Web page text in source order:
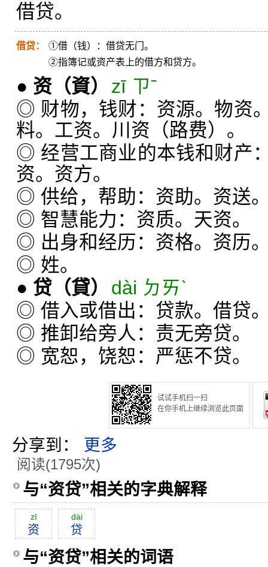
借贷。
借贷：
①借（钱）：借贷无门。
②指簿记或资产表上的借方和贷方。
● 资 （資）
zī ㄗˉ
◎ 财物，钱财：资源。物资
料。工资。川资（路费）。
◎ 经营工商业的本钱和财产
资。资方。
◎ 供给，帮助：资助。资送
◎ 智慧能力：资质。天资。
◎ 出身和经历：资格。资历
◎ 姓。
● 贷 （貸）
dài ㄉㄞˋ
◎ 借入或借出：贷款。借贷
◎ 推卸给旁人：责无旁贷。
◎ 宽恕，饶恕：严惩不贷。
试试手机扫一扫
在你手机上继续浏览此页面
分享到： 更多
阅读(1795次)
与“资贷”相关的字典解释
zī
资
dài
贷
与“资贷”相关的词语